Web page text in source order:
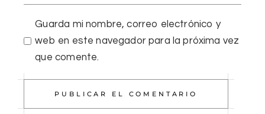
Guarda mi nombre, correo electrónico y
web en este navegador para la próxima vez
que comente.
PUBLICAR EL COMENTARIO